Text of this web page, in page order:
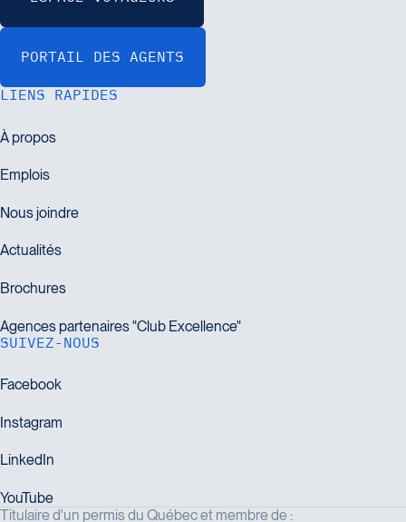
LIENS RAPIDES
SUIVEZ-NOUS
Titulaire d'un permis du Québec et membre de :